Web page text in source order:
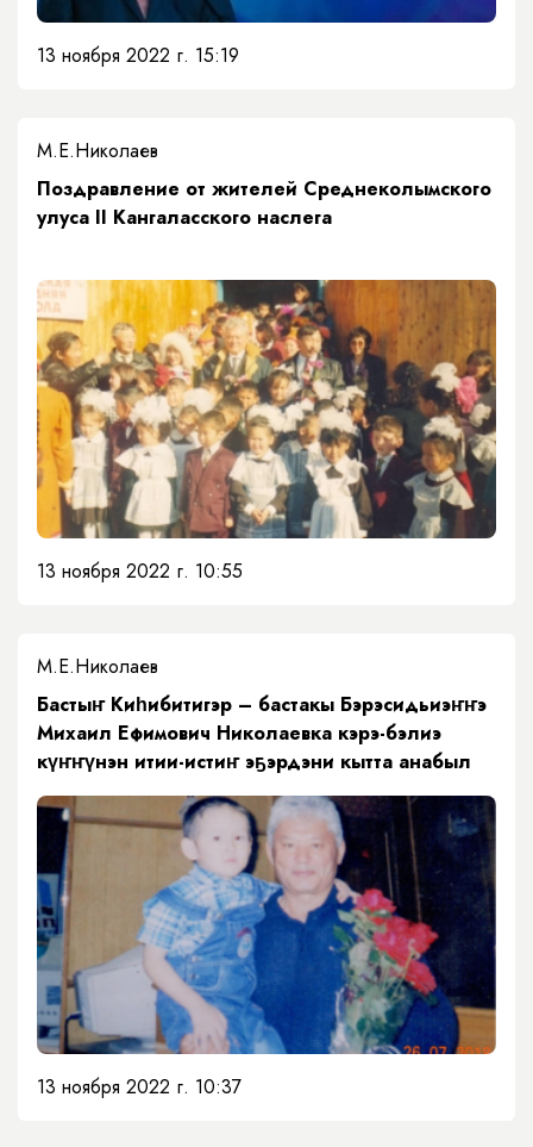
13 ноября 2022 г. 15:19
М.Е.Николаев
Поздравление от жителей Среднеколымского
улуса II Кангаласского наслега
13 ноября 2022 г. 10:55
М.Е.Николаев
Бастыҥ Киһибитигэр – бастакы Бэрэсидьиэҥҥэ
Михаил Ефимович Николаевка кэрэ-бэлиэ
күҥҥүнэн итии-истиҥ эҕэрдэни кытта анабыл
13 ноября 2022 г. 10:37